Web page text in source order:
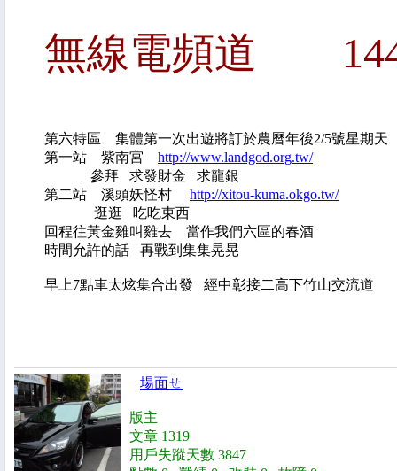
無線電頻道
第六特區 集體第一次出遊將訂於農曆年後2/5號星期天
第一站 紫南宮 http://www.landgod.org.tw/
參拜 求發財金 求龍銀
第二站 溪頭妖怪村 http://xitou-kuma.okgo.tw/
逛逛 吃吃東西
回程往黃金雞叫雞去 當作我們六區的春酒
時間允許的話 再戰到集集晃晃
早上7點車太炫集合出發 經中彰接二高下竹山交流道
場面ㄝ
版主
文章 1319
用戶失蹤天數 3847